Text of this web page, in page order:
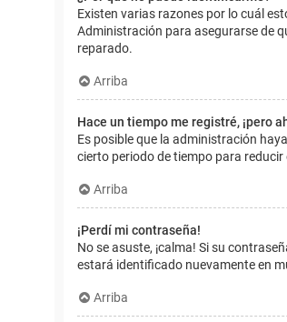
Existen varias razones por lo cuál
Administración para asegurarse de
reparado.
Arriba
Hace un tiempo me registré, ¡pero
Es posible que la administración
cierto periodo de tiempo para reducir
Arriba
¡Perdí mi contraseña!
No se asuste, ¡calma! Si su
estará identificado nuevamente en
Arriba